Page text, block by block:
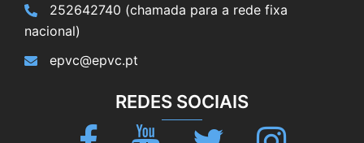
252642740 (chamada para a rede fixa
nacional)
epvc@epvc.pt
REDES SOCIAIS
Facebook Youtube Twitter Instagram